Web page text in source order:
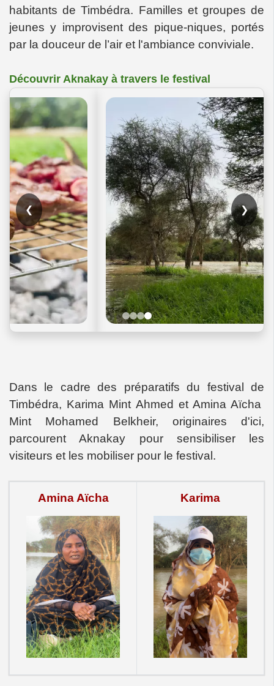
habitants de Timbédra. Familles et groupes de
jeunes y improvisent des pique-niques, portés
par la douceur de l’air et l'ambiance conviviale.
Découvrir Aknakay à travers le festival
❮ ❯
Dans le cadre des préparatifs du festival de
Timbédra, Karima Mint Ahmed et Amina Aïcha
Mint Mohamed Belkheir, originaires d'ici,
parcourent Aknakay pour sensibiliser les
visiteurs et les mobiliser pour le festival.
Amina Aïcha Karima